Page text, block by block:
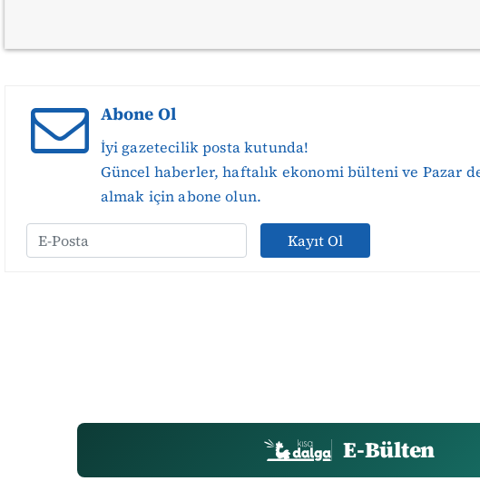
Abone Ol
İyi gazetecilik posta kutunda!
Güncel haberler, haftalık ekonomi bülteni ve Pazar
almak için abone olun.
Kayıt Ol
E-Bülten